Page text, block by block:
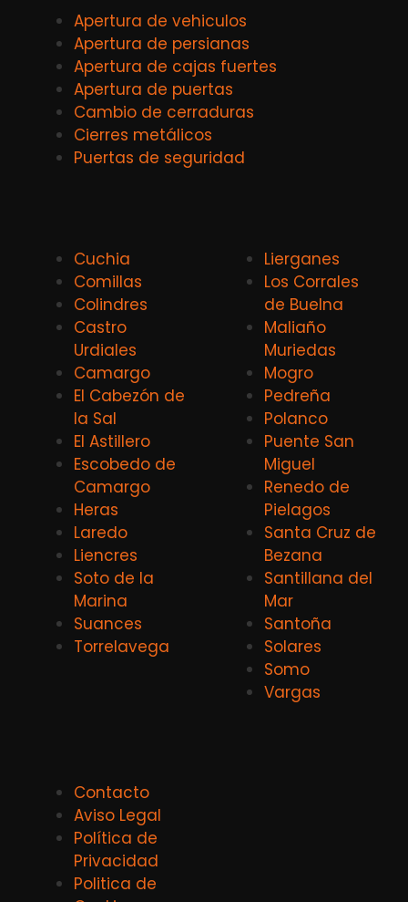
Apertura de vehiculos
Apertura de persianas
Apertura de cajas fuertes
Apertura de puertas
Cambio de cerraduras
Cierres metálicos
Puertas de seguridad
Cuchia
Comillas
Colindres
Castro
Urdiales
Camargo
El Cabezón de
la Sal
El Astillero
Escobedo de
Camargo
Heras
Laredo
Liencres
Soto de la
Marina
Suances
Torrelavega
Lierganes
Los Corrales
de Buelna
Maliaño
Muriedas
Mogro
Pedreña
Polanco
Puente San
Miguel
Renedo de
Pielagos
Santa Cruz de
Bezana
Santillana del
Mar
Santoña
Solares
Somo
Vargas
Contacto
Aviso Legal
Política de
Privacidad
Politica de